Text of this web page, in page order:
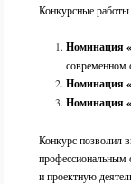
Конкурсные
Номинация
современном
Номинация
Номинация
Конкурс позволил
профессиональным
и проектную